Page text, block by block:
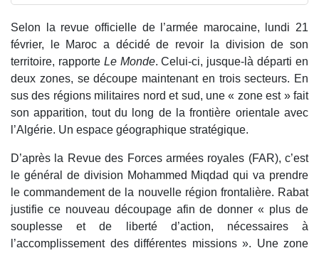
Selon la revue officielle de l’armée marocaine, lundi 21
février, le Maroc a décidé de revoir la division de son
territoire, rapporte Le Monde. Celui-ci, jusque-là départi en
deux zones, se découpe maintenant en trois secteurs. En
sus des régions militaires nord et sud, une « zone est » fait
son apparition, tout du long de la frontière orientale avec
l’Algérie. Un espace géographique stratégique.
D’après la Revue des Forces armées royales (FAR), c’est
le général de division Mohammed Miqdad qui va prendre
le commandement de la nouvelle région frontalière. Rabat
justifie ce nouveau découpage afin de donner « plus de
souplesse et de liberté d’action, nécessaires à
l’accomplissement des différentes missions ». Une zone